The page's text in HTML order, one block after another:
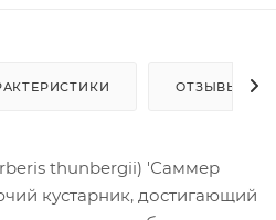
ОТЗЫВЫ
thunbergii) 'Саммер
кустарник, достигающий